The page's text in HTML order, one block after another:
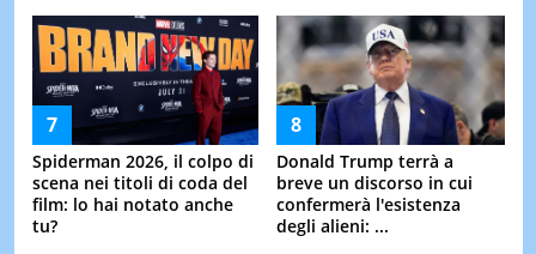
Spiderman 2026, il colpo di
scena nei titoli di coda del
film: lo hai notato anche
tu?
Donald Trump terrà a
breve un discorso in cui
confermerà l'esistenza
degli alieni: ...